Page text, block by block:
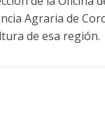
Agraria de
de esa región.